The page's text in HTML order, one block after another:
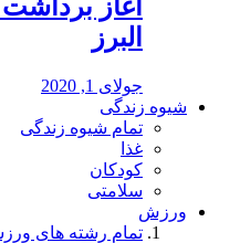
آغاز
البرز
جولای 1, 2020
شیوه زندگی
تمام شیوه زندگی
غذا
کودکان
سلامتی
ورزش
تمام رشته های